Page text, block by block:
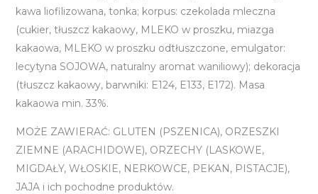
kawa liofilizowana, tonka; korpus: czekolada mleczna
(cukier, tłuszcz kakaowy, MLEKO w proszku, miazga
kakaowa, MLEKO w proszku odtłuszczone, emulgator:
lecytyna SOJOWA, naturalny aromat waniliowy); dekoracja
(tłuszcz kakaowy, barwniki: E124, E133, E172). Masa
kakaowa min. 33%.
MOŻE ZAWIERAĆ: GLUTEN (PSZENICA), ORZESZKI
ZIEMNE (ARACHIDOWE), ORZECHY (LASKOWE,
MIGDAŁY, WŁOSKIE, NERKOWCE, PEKAN, PISTACJE),
JAJA i ich pochodne produktów.